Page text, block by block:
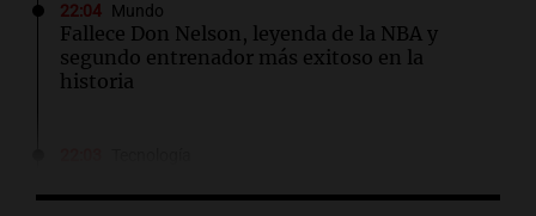
22:04 Mundo
Fallece Don Nelson, leyenda de la NBA y
segundo entrenador más exitoso en la
historia
riesgo para la ciberseguridad